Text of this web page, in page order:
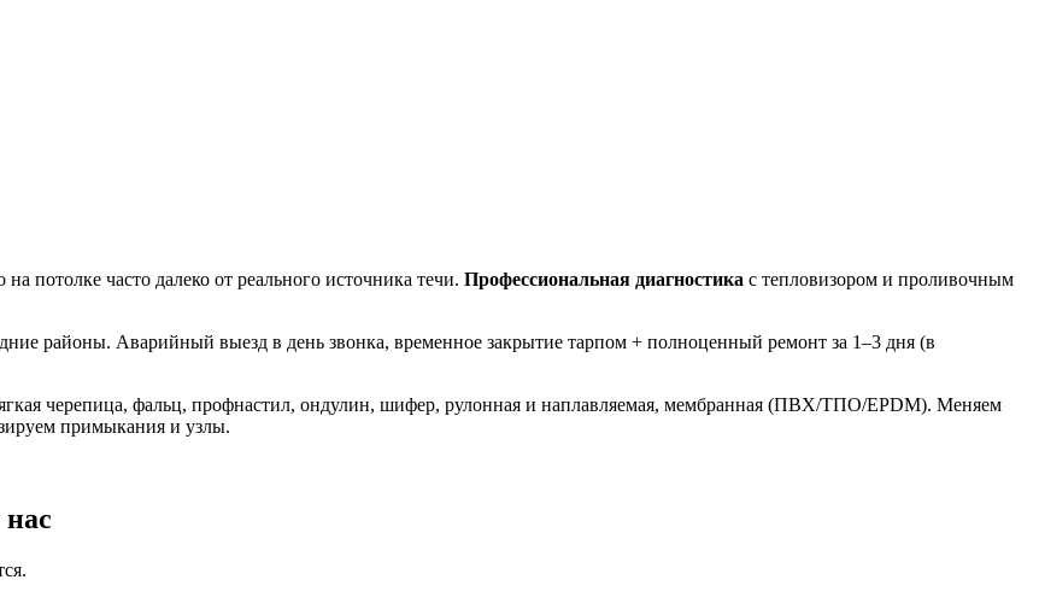
потолке часто далеко от реального источника течи. Профессиональная диагностика с тепловизором и проливочным
районы. Аварийный выезд в день звонка, временное закрытие тарпом + полноценный ремонт за 1–3 дня (в
черепица, фальц, профнастил, ондулин, шифер, рулонная и наплавляемая, мембранная (ПВХ/ТПО/EPDM). Меняем
примыкания и узлы.